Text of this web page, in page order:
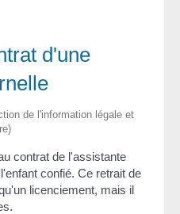
d'une
de l'information légale et
contrat de l'assistante
confié. Ce retrait de
licenciement, mais il